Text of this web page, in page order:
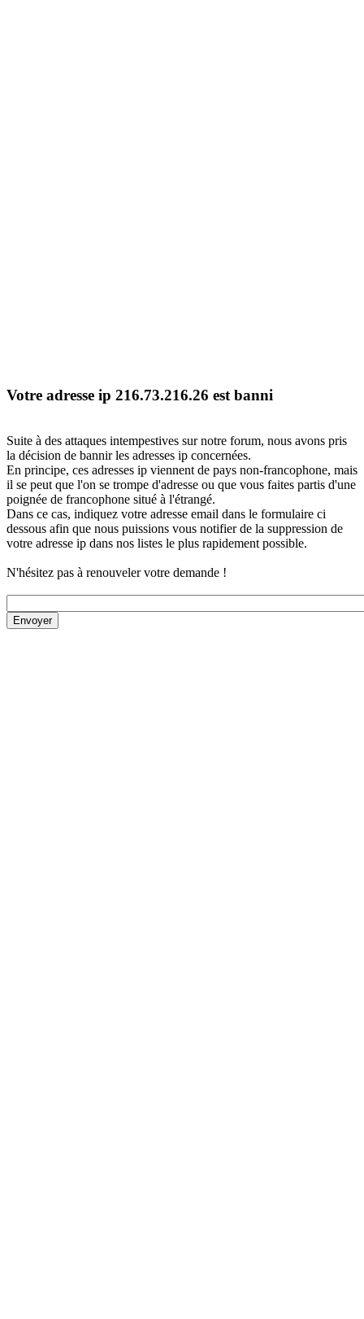
Votre adresse ip 216.73.216.26 est banni
Suite à des attaques intempestives sur notre forum, nous avons pris
la décision de bannir les adresses ip concernées.
En principe, ces adresses ip viennent de pays non-francophone, mais
il se peut que l'on se trompe d'adresse ou que vous faites partis d'une
poignée de francophone situé à l'étrangé.
Dans ce cas, indiquez votre adresse email dans le formulaire ci
dessous afin que nous puissions vous notifier de la suppression de
votre adresse ip dans nos listes le plus rapidement possible.
N'hésitez pas à renouveler votre demande !